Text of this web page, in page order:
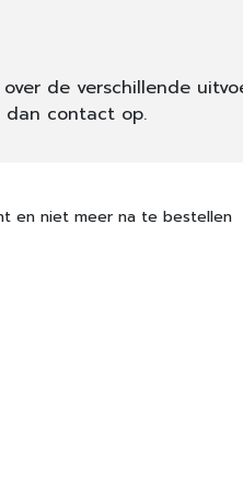
de verschillende
dan contact op.
en niet meer na te bestellen